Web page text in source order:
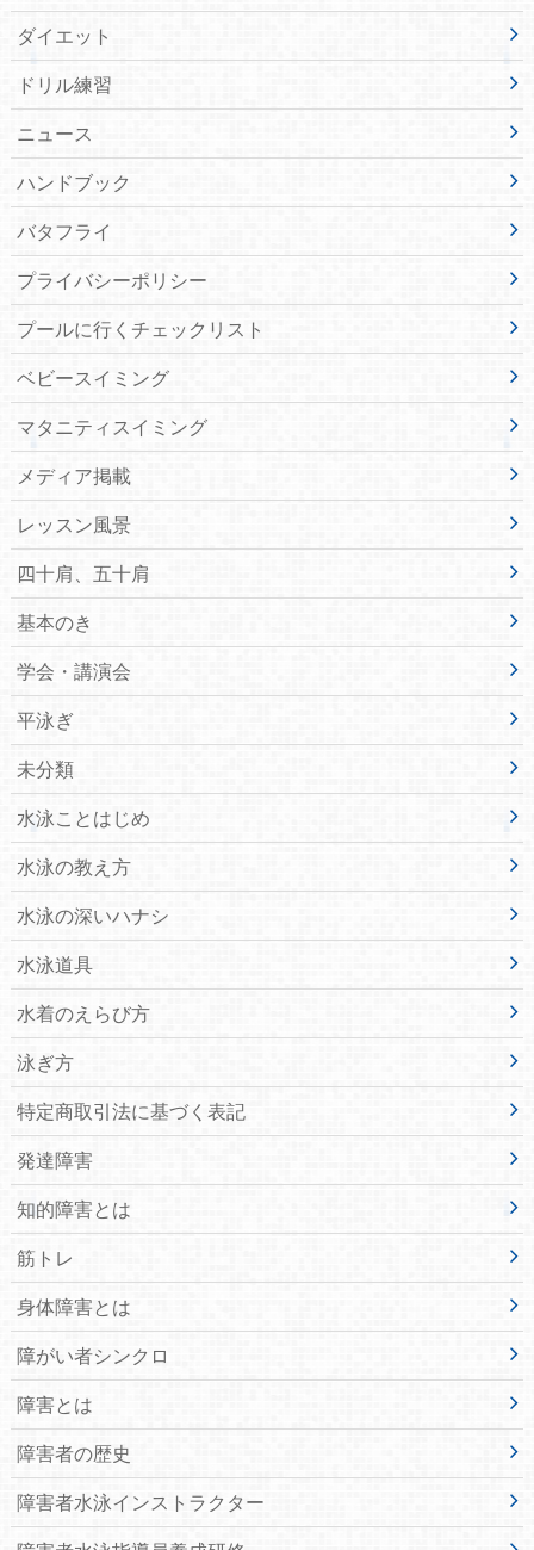
ダイエット
ドリル練習
ニュース
ハンドブック
バタフライ
プライバシーポリシー
プールに行くチェックリスト
ベビースイミング
マタニティスイミング
メディア掲載
レッスン風景
四十肩、五十肩
基本のき
学会・講演会
平泳ぎ
未分類
水泳ことはじめ
水泳の教え方
水泳の深いハナシ
水泳道具
水着のえらび方
泳ぎ方
特定商取引法に基づく表記
発達障害
知的障害とは
筋トレ
身体障害とは
障がい者シンクロ
障害とは
障害者の歴史
障害者水泳インストラクター